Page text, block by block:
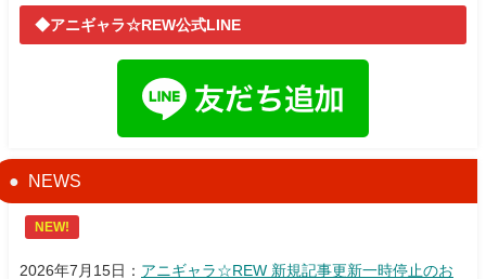
◆アニギャラ☆REW公式LINE
NEWS
NEW!
2026年7月15日： アニギャラ☆REW 新規記事更新一時停止のお